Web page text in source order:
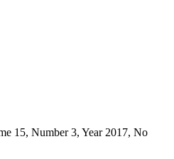
15, Number 3, Year 2017, No